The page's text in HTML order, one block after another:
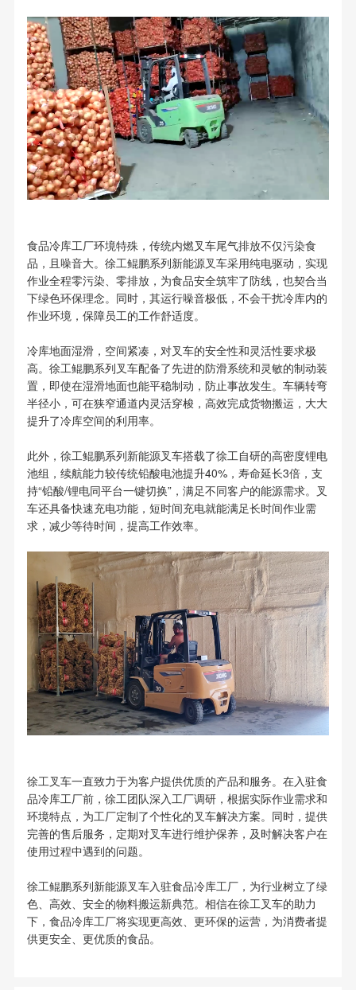
食品冷库工厂环境特殊，传统内燃叉车尾气排放不仅污染食
品，且噪音大。徐工鲲鹏系列新能源叉车采用纯电驱动，实现
作业全程零污染、零排放，为食品安全筑牢了防线，也契合当
下绿色环保理念。同时，其运行噪音极低，不会干扰冷库内的
作业环境，保障员工的工作舒适度。
冷库地面湿滑，空间紧凑，对叉车的安全性和灵活性要求极
高。徐工鲲鹏系列叉车配备了先进的防滑系统和灵敏的制动装
置，即使在湿滑地面也能平稳制动，防止事故发生。车辆转弯
半径小，可在狭窄通道内灵活穿梭，高效完成货物搬运，大大
提升了冷库空间的利用率。
此外，徐工鲲鹏系列新能源叉车搭载了徐工自研的高密度锂电
池组，续航能力较传统铅酸电池提升40%，寿命延长3倍，支
持“铅酸/锂电同平台一键切换”，满足不同客户的能源需求。叉
车还具备快速充电功能，短时间充电就能满足长时间作业需
求，减少等待时间，提高工作效率。
徐工叉车一直致力于为客户提供优质的产品和服务。在入驻食
品冷库工厂前，徐工团队深入工厂调研，根据实际作业需求和
环境特点，为工厂定制了个性化的叉车解决方案。同时，提供
完善的售后服务，定期对叉车进行维护保养，及时解决客户在
使用过程中遇到的问题。
徐工鲲鹏系列新能源叉车入驻食品冷库工厂，为行业树立了绿
色、高效、安全的物料搬运新典范。相信在徐工叉车的助力
下，食品冷库工厂将实现更高效、更环保的运营，为消费者提
供更安全、更优质的食品。